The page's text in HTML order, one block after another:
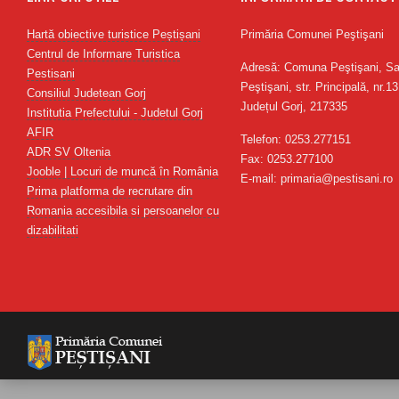
Hartă obiective turistice Peștișani
Centrul de Informare Turistica
Pestisani
Consiliul Judetean Gorj
Institutia Prefectului - Judetul Gorj
AFIR
ADR SV Oltenia
Jooble | Locuri de muncă în România
Prima platforma de recrutare din
Romania accesibila si persoanelor cu
dizabilitati
Primăria Comunei Peştişani
Adresă: Comuna Peştişani,
Peştişani, str. Principală,
Județul Gorj, 217335
Telefon: 0253.277151
Fax: 0253.277100
E-mail: primaria@pestisani.ro